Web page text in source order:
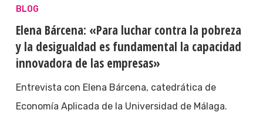
BLOG
Elena Bárcena: «Para luchar contra la pobreza
y la desigualdad es fundamental la capacidad
innovadora de las empresas»
Entrevista con Elena Bárcena, catedrática de
Economía Aplicada de la Universidad de Málaga.